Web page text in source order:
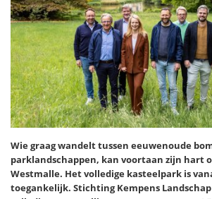
Wie graag wandelt tussen eeuwenoude
parklandschappen, kan voortaan zijn hart
Westmalle. Het volledige kasteelpark is
toegankelijk. Stichting Kempens